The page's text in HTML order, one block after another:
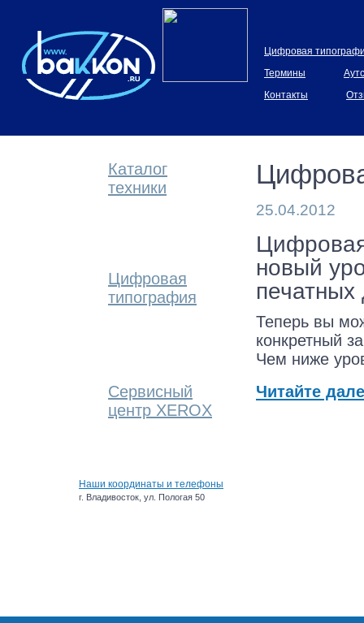
Цифровая
Термины
Контакты
Каталог
техники
Цифровая
типография
Сервисный
центр XEROX
Наши координаты и телефоны
г. Владивосток, ул. Пологая 50
25.04.2012
новый
печатных
Теперь вы
конкретный
Чем ниже
Читайте